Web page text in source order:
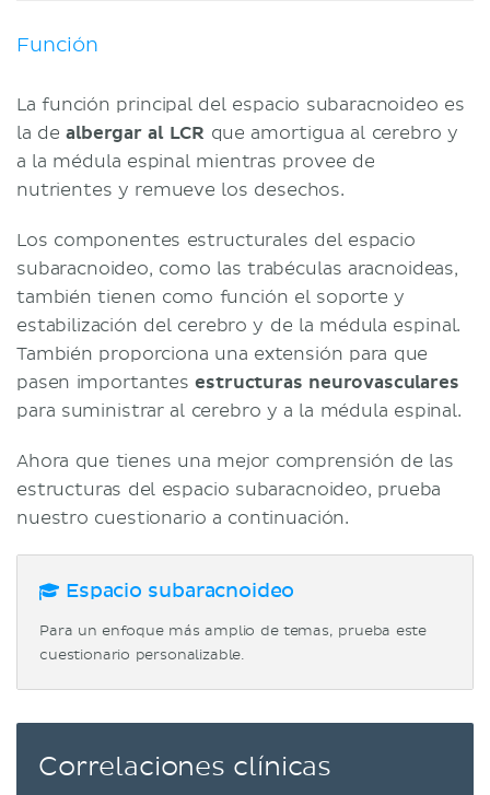
Función
La función principal del espacio subaracnoideo es
la dealbergar al LCR que amortigua al cerebro y
a la médula espinal mientras provee de
nutrientes y remueve los desechos.
Los componentes estructurales del espacio
subaracnoideo, como las trabéculas aracnoideas,
también tienen como función el soporte y
estabilización del cerebro y de la médula espinal.
También proporciona una extensión para que
pasen importantesestructuras neurovasculares
para suministrar al cerebro y a la médula espinal.
Ahora que tienes una mejor comprensión de las
estructuras del espacio subaracnoideo, prueba
nuestro cuestionario a continuación.
Espacio subaracnoideo
Para un enfoque más amplio de temas, prueba este
cuestionario personalizable.
Correlaciones clínicas